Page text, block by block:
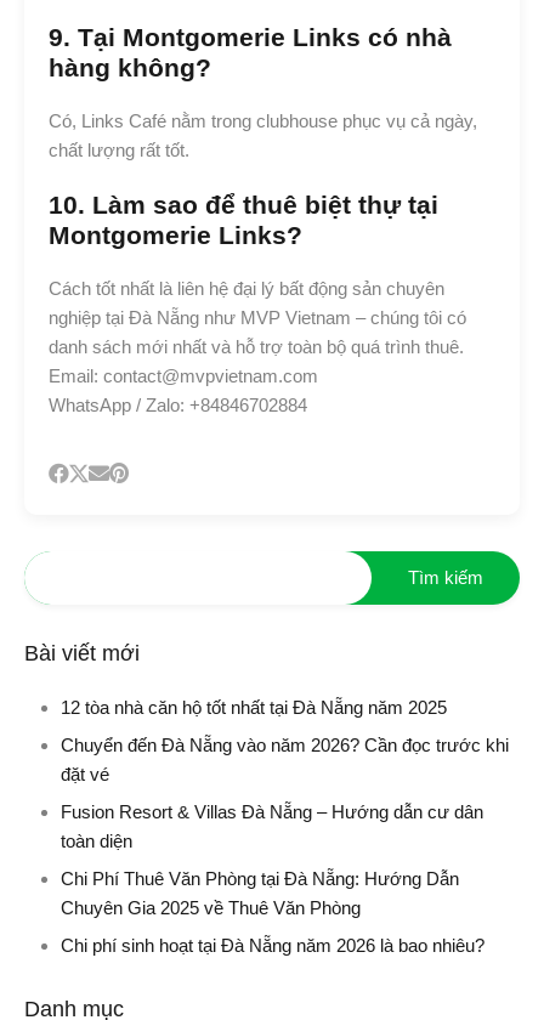
9. Tại Montgomerie Links có nhà
hàng không?
Có, Links Café nằm trong clubhouse phục vụ cả ngày,
chất lượng rất tốt.
10. Làm sao để thuê biệt thự tại
Montgomerie Links?
Cách tốt nhất là liên hệ đại lý bất động sản chuyên
nghiệp tại Đà Nẵng như MVP Vietnam – chúng tôi có
danh sách mới nhất và hỗ trợ toàn bộ quá trình thuê.
Email: contact@mvpvietnam.com
WhatsApp / Zalo: +84846702884
Bài viết mới
12 tòa nhà căn hộ tốt nhất tại Đà Nẵng năm 2025
Chuyển đến Đà Nẵng vào năm 2026? Cần đọc trước khi
đặt vé
Fusion Resort & Villas Đà Nẵng – Hướng dẫn cư dân
toàn diện
Chi Phí Thuê Văn Phòng tại Đà Nẵng: Hướng Dẫn
Chuyên Gia 2025 về Thuê Văn Phòng
Chi phí sinh hoạt tại Đà Nẵng năm 2026 là bao nhiêu?
Danh mục